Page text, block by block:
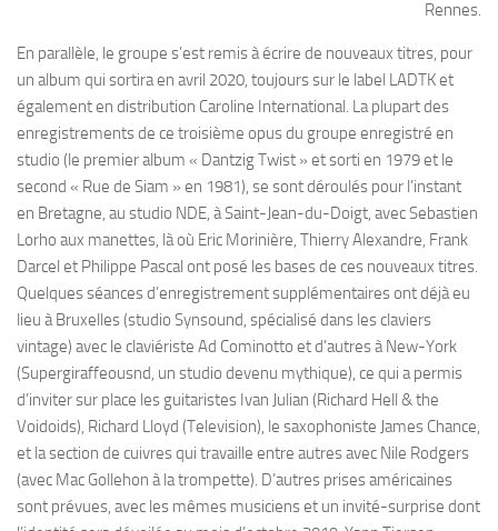
Rennes.
En parallèle, le groupe s’est remis à écrire de nouveaux titres, pour
un album qui sortira en avril 2020, toujours sur le label LADTK et
également en distribution Caroline International. La plupart des
enregistrements de ce troisième opus du groupe enregistré en
studio (le premier album « Dantzig Twist » et sorti en 1979 et le
second « Rue de Siam » en 1981), se sont déroulés pour l’instant
en Bretagne, au studio NDE, à Saint-Jean-du-Doigt, avec Sebastien
Lorho aux manettes, là où Eric Morinière, Thierry Alexandre, Frank
Darcel et Philippe Pascal ont posé les bases de ces nouveaux titres.
Quelques séances d’enregistrement supplémentaires ont déjà eu
lieu à Bruxelles (studio Synsound, spécialisé dans les claviers
vintage) avec le claviériste Ad Cominotto et d’autres à New-York
(Supergiraffeousnd, un studio devenu mythique), ce qui a permis
d’inviter sur place les guitaristes Ivan Julian (Richard Hell & the
Voidoids), Richard Lloyd (Television), le saxophoniste James Chance,
et la section de cuivres qui travaille entre autres avec Nile Rodgers
(avec Mac Gollehon à la trompette). D’autres prises américaines
sont prévues, avec les mêmes musiciens et un invité-surprise dont